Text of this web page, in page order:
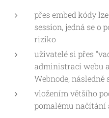
přes embed kódy
session, jedná se o
riziko
uživatelé si přes
administraci webu
Webnode, následně
vložením většího
pomalému načítání